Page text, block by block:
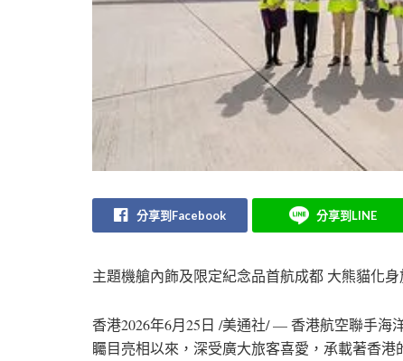
分享到Facebook 分享到LINE
主題機艙內飾及限定紀念品首航成都 大熊貓化
香港2026年6月25日 /美通社/ — 香港航空聯手海
矚目亮相以來，深受廣大旅客喜愛，承載著香